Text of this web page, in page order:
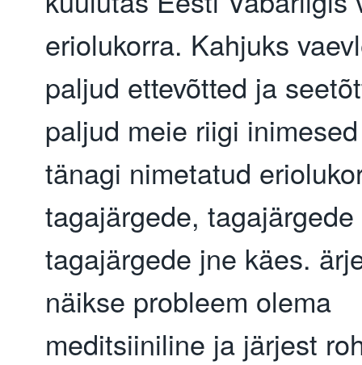
eriolukorra. Kahjuks
paljud ettevõtted ja
paljud meie riigi
tänagi nimetatud
tagajärgede, tagajärgede
tagajärgede jne käes.
näikse probleem olema
meditsiiniline ja järjest